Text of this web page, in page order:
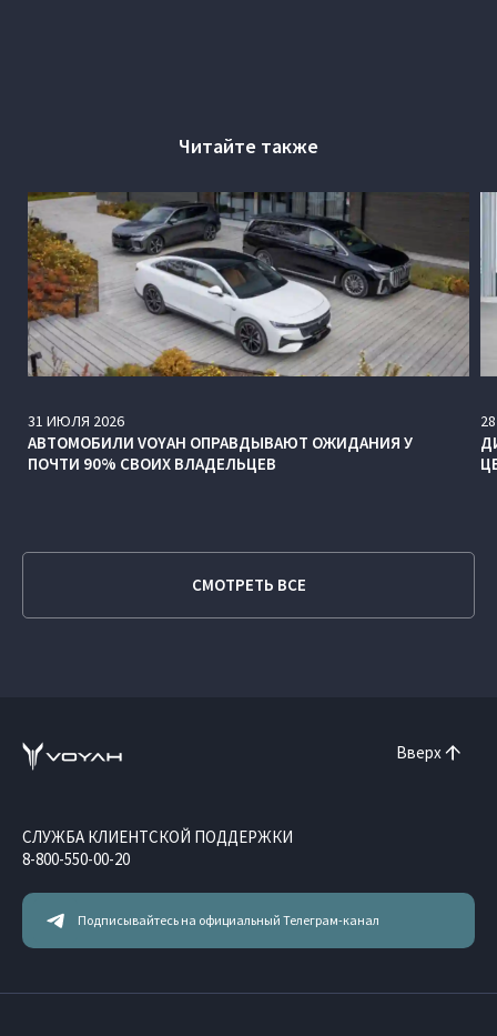
Читайте также
31 ИЮЛЯ 2026
АВТОМОБИЛИ VOYAH ОПРАВДЫВАЮТ ОЖИДАНИЯ У
ПОЧТИ 90% СВОИХ ВЛАДЕЛЬЦЕВ
28
СМОТРЕТЬ ВСЕ
Вверх
Подписывайтесь на официальный Телеграм-канал
СЛУЖБА КЛИЕНТСКОЙ ПОДДЕРЖКИ
8-800-550-00-20